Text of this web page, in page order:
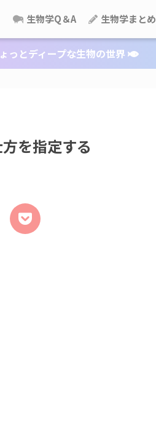
生物学Q＆A 生物学まとめ
っとディープな生物の世界
を指定する